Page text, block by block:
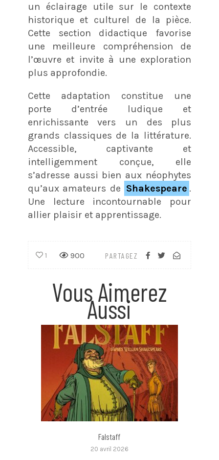
un éclairage utile sur le contexte
historique et culturel de la pièce.
Cette section didactique favorise
une meilleure compréhension de
l’œuvre et invite à une exploration
plus approfondie.
Cette adaptation constitue une
porte d’entrée ludique et
enrichissante vers un des plus
grands classiques de la littérature.
Accessible, captivante et
intelligemment conçue, elle
s’adresse aussi bien aux néophytes
qu’aux amateurs de Shakespeare .
Une lecture incontournable pour
allier plaisir et apprentissage.
PARTAGEZ
1 900
Vous Aimerez
Aussi
Falstaff
20 avril 2026